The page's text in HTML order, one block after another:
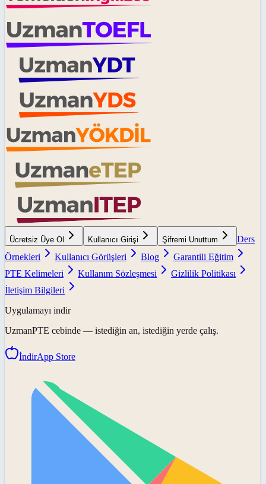
Ücretsiz Üye Ol Kullanıcı Girişi Şifremi Unuttum
Ders
Örnekleri
Kullanıcı Görüşleri Blog
Garantili Eğitim
PTE Kelimeleri
Kullanım Sözleşmesi
Gizlilik Politikası
İletişim Bilgileri
Uygulamayı indir
UzmanPTE cebinde — istediğin an, istediğin yerde çalış.
İndirApp Store